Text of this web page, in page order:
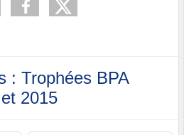
: Trophées BPA
2015